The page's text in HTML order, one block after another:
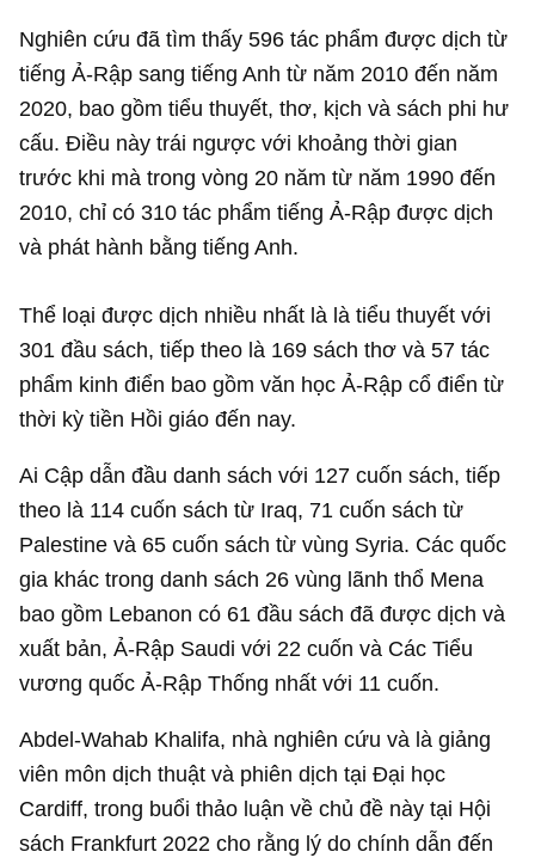
Nghiên cứu đã tìm thấy 596 tác phẩm được dịch từ
tiếng Ả-Rập sang tiếng Anh từ năm 2010 đến năm
2020, bao gồm tiểu thuyết, thơ, kịch và sách phi hư
cấu. Điều này trái ngược với khoảng thời gian
trước khi mà trong vòng 20 năm từ năm 1990 đến
2010, chỉ có 310 tác phẩm tiếng Ả-Rập được dịch
và phát hành bằng tiếng Anh.
Thể loại được dịch nhiều nhất là là tiểu thuyết với
301 đầu sách, tiếp theo là 169 sách thơ và 57 tác
phẩm kinh điển bao gồm văn học Ả-Rập cổ điển từ
thời kỳ tiền Hồi giáo đến nay.
Ai Cập dẫn đầu danh sách với 127 cuốn sách, tiếp
theo là 114 cuốn sách từ Iraq, 71 cuốn sách từ
Palestine và 65 cuốn sách từ vùng Syria. Các quốc
gia khác trong danh sách 26 vùng lãnh thổ Mena
bao gồm Lebanon có 61 đầu sách đã được dịch và
xuất bản, Ả-Rập Saudi với 22 cuốn và Các Tiểu
vương quốc Ả-Rập Thống nhất với 11 cuốn.
Abdel-Wahab Khalifa, nhà nghiên cứu và là giảng
viên môn dịch thuật và phiên dịch tại Đại học
Cardiff, trong buổi thảo luận về chủ đề này tại Hội
sách Frankfurt 2022 cho rằng lý do chính dẫn đến